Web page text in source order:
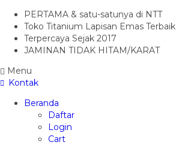
PERTAMA & satu-satunya di NTT
Toko Titanium Lapisan Emas Terbaik
Terpercaya Sejak 2017
JAMINAN TIDAK HITAM/KARAT
Menu
Kontak
Beranda
Daftar
Login
Cart